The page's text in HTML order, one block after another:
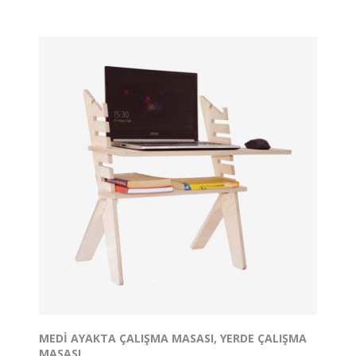
Canlı olarak katıldığınız spor, yoga vb. derslerinizde de
kullanabilirsiniz.
Laptop, ekran ve klavye ile kullanıma uygundur.
Yüksekliği ve kullanım şekli isteğe göre değiştirilebilir.
Tasarım Tescil No:2021/007217
MEDI AYAKTA ÇALIŞMA MASASI, YERDE ÇALIŞMA
MASASI